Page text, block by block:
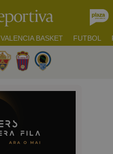
VALENCIA BASKET FUTBOL